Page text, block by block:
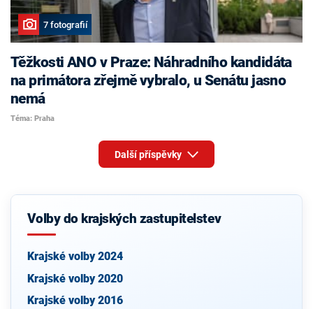
7 fotografií
Těžkosti ANO v Praze: Náhradního kandidáta
na primátora zřejmě vybralo, u Senátu jasno
nemá
Téma: Praha
Další příspěvky
Volby do krajských zastupitelstev
Krajské volby 2024
Krajské volby 2020
Krajské volby 2016